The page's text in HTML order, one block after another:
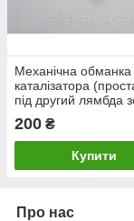
Механічна обманка
каталізатора
під другий лямбда
(Сітроен Берлінго)
200 ₴
Купити
Про нас